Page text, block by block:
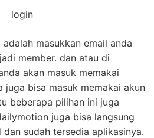
login
masukkan email anda
member. dan atau di
akan masuk memakai
bisa masuk memakai akun
beberapa pilihan ini juga
juga bisa langsung
sudah tersedia aplikasinya.